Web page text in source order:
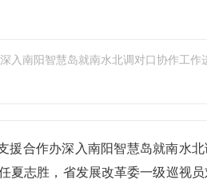
入南阳智慧岛就南水北调对口协作工作
援合作办深入南阳智慧岛就南水北
夏志胜，省发展改革委一级巡视员